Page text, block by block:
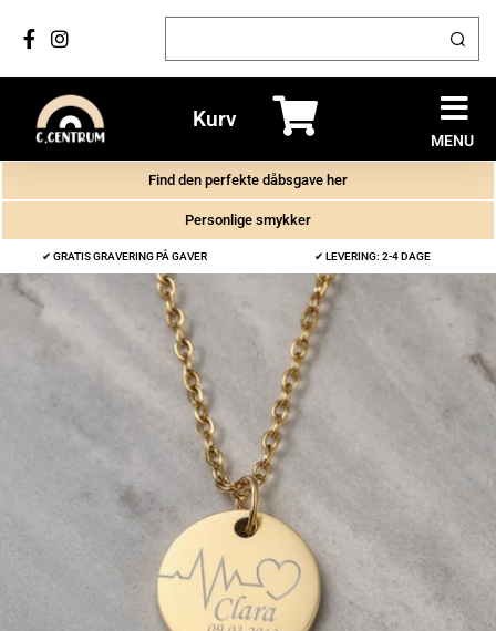
Kurv
MENU
Find den perfekte dåbsgave her
Personlige smykker
✔ GRATIS GRAVERING PÅ GAVER ✔ LEVERING: 2-4 DAGE